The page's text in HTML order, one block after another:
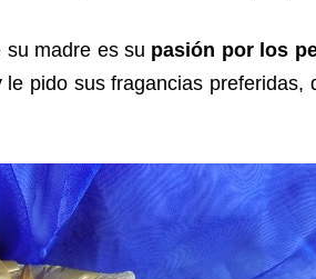
madre es su pasión por los
pido sus fragancias preferidas,